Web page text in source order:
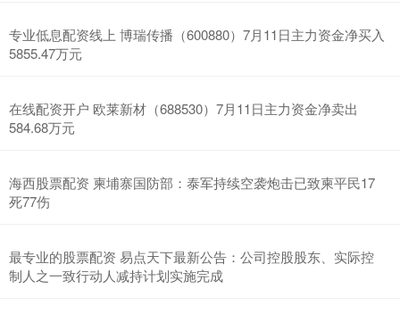
专业低息配资线上 博瑞传播（600880）7月11日主力资金净买入
5855.47万元
在线配资开户 欧莱新材（688530）7月11日主力资金净卖出
584.68万元
海西股票配资 柬埔寨国防部：泰军持续空袭炮击已致柬平民17
死77伤
最专业的股票配资 易点天下最新公告：公司控股股东、实际控
制人之一致行动人减持计划实施完成